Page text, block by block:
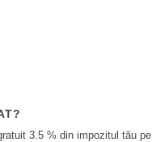
3.5 % din impozitul tău